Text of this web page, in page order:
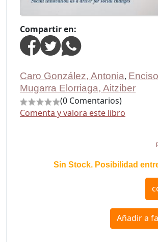
Compartir en:
Caro González, Antonia,
Mugarra Elorriaga, Aitziber
(0 Comentarios)
Comenta y valora este libro
Sin Stock. Posibilidad
Añadir a